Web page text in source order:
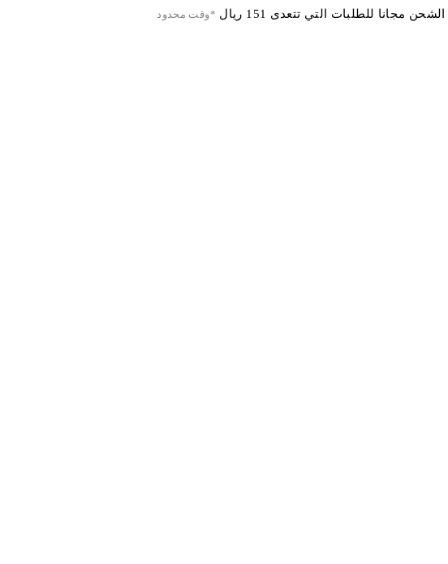
الشحن مجانا للطلبات التي تتعدى 151 ريال *وقت محدود